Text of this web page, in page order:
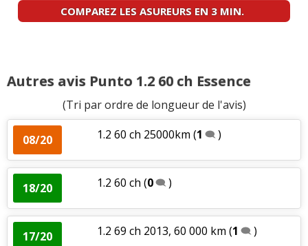
COMPAREZ LES ASUREURS EN 3 MIN.
Autres avis Punto 1.2 60 ch Essence
(Tri par ordre de longueur de l'avis)
08/20 1.2 60 ch 25000km (1 )
18/20 1.2 60 ch (0 )
17/20 1.2 69 ch 2013, 60 000 km (1 )